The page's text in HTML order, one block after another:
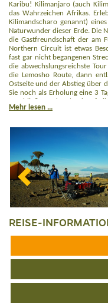
Karibu! Kilimanjaro (auch
das Wahrzeichen Afrikas.
Kilimandscharo genannt)
Naturwunder dieser Erde. Die
die Gastfreundschaft der am
Northern Circuit ist etwas
fast gar nicht begangenen
die abwechslungsreichste
die Lemosho Route, dann
Ostseite und der Abstieg über
Sie noch als Erholung eine 3
Palmen baden.
Mehr lesen ...
REISE-